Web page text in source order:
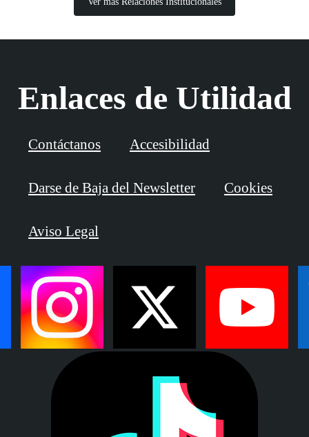
Enlaces de Utilidad
Contáctanos Accesibilidad
Darse de Baja del Newsletter Cookies
Aviso Legal